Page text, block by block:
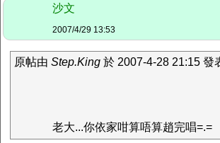
沙文
2007/4/29 13:53
原帖由 Step.King 於 2007-4-28 21:15 發
老大...你依家咁算唔算趙完唱=.=